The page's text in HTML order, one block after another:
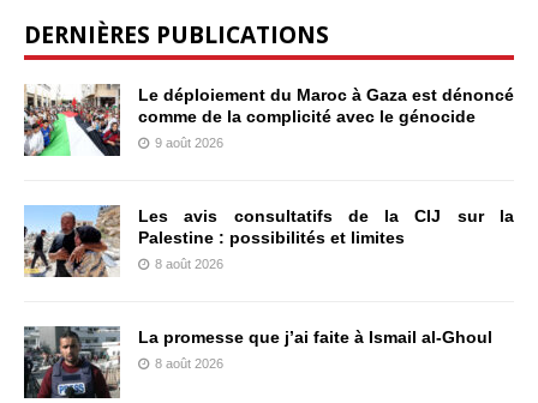
DERNIÈRES PUBLICATIONS
Le déploiement du Maroc à Gaza est dénoncé
comme de la complicité avec le génocide
9 août 2026
Les avis consultatifs de la CIJ sur la
Palestine : possibilités et limites
8 août 2026
La promesse que j’ai faite à Ismail al-Ghoul
8 août 2026